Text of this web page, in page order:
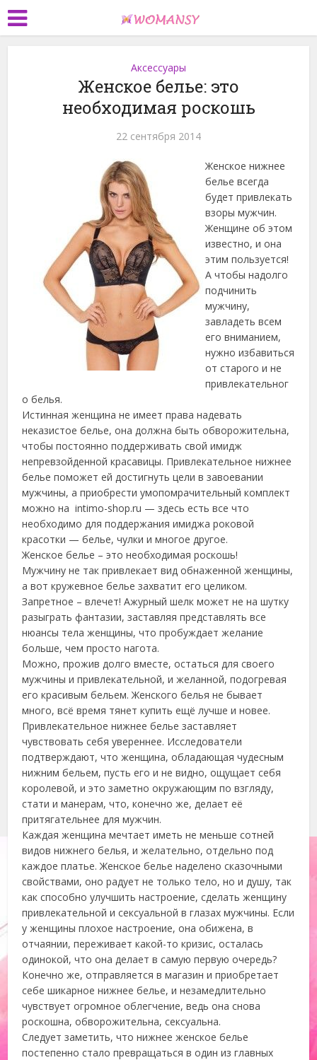
Аксессуары
Женское белье: это
необходимая роскошь
22 сентября 2014
Женское нижнее
белье всегда
будет привлекать
взоры мужчин.
Женщине об этом
известно, и она
этим пользуется!
А чтобы надолго
подчинить
мужчину,
завладеть всем
его вниманием,
нужно избавиться
от старого и не
привлекательног
о белья.
Истинная женщина не имеет права надевать
неказистое белье, она должна быть обворожительна,
чтобы постоянно поддерживать свой имидж
непревзойденной красавицы. Привлекательное нижнее
белье поможет ей достигнуть цели в завоевании
мужчины, а приобрести умопомрачительный комплект
можно на intimo-shop.ru — здесь есть все что
необходимо для поддержания имиджа роковой
красотки — белье, чулки и многое другое.
Женское белье – это необходимая роскошь!
Мужчину не так привлекает вид обнаженной женщины,
а вот кружевное белье захватит его целиком.
Запретное – влечет! Ажурный шелк может не на шутку
разыграть фантазии, заставляя представлять все
нюансы тела женщины, что пробуждает желание
больше, чем просто нагота.
Можно, прожив долго вместе, остаться для своего
мужчины и привлекательной, и желанной, подогревая
его красивым бельем. Женского белья не бывает
много, всё время тянет купить ещё лучше и новее.
Привлекательное нижнее белье заставляет
чувствовать себя увереннее. Исследователи
подтверждают, что женщина, обладающая чудесным
нижним бельем, пусть его и не видно, ощущает себя
королевой, и это заметно окружающим по взгляду,
стати и манерам, что, конечно же, делает её
притягательнее для мужчин.
Каждая женщина мечтает иметь не меньше сотней
видов нижнего белья, и желательно, отдельно под
каждое платье. Женское белье наделено сказочными
свойствами, оно радует не только тело, но и душу, так
как способно улучшить настроение, сделать женщину
привлекательной и сексуальной в глазах мужчины. Если
у женщины плохое настроение, она обижена, в
отчаянии, переживает какой-то кризис, осталась
одинокой, что она делает в самую первую очередь?
Конечно же, отправляется в магазин и приобретает
себе шикарное нижнее белье, и незамедлительно
чувствует огромное облегчение, ведь она снова
роскошна, обворожительна, сексуальна.
Следует заметить, что нижнее женское белье
постепенно стало превращаться в один из главных